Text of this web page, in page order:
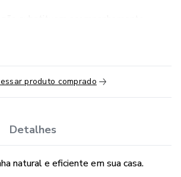
alopáticos;
desses preparados para prevenção
de remédios alopáticos;
antes do uso dessas receitas;
produto comprado
Detalhes
natural e eficiente em sua casa.